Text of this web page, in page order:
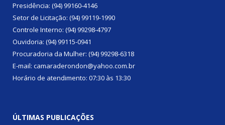
Presidência: (94) 99160-4146
Setor de Licitação: (94) 99119-1990
Controle Interno: (94) 99298-4797
Ouvidoria: (94) 99115-0941
Procuradoria da Mulher: (94) 99298-6318
E-mail: camaraderondon@yahoo.com.br
Horário de atendimento: 07:30 às 13:30
ÚLTIMAS PUBLICAÇÕES